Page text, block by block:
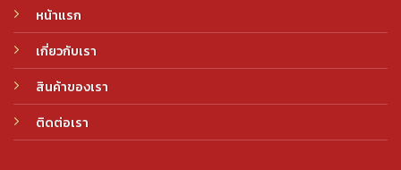
หน้าแรก
เกี่ยวกับเรา
สินค้าของเรา
ติดต่อเรา